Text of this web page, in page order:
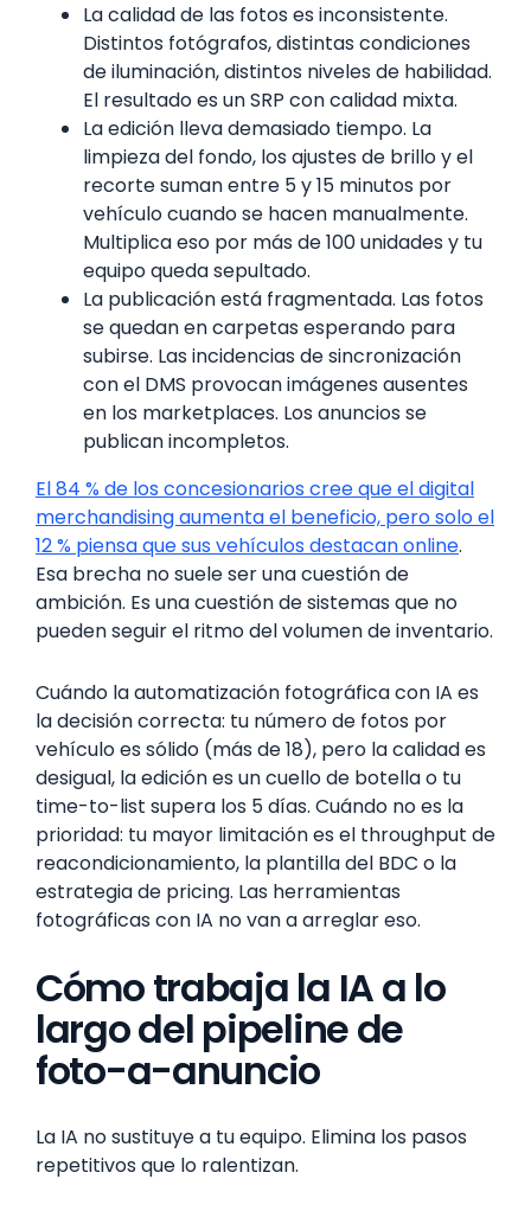
La calidad de las fotos es inconsistente.
Distintos fotógrafos, distintas condiciones
de iluminación, distintos niveles de habilidad.
El resultado es un SRP con calidad mixta.
La edición lleva demasiado tiempo. La
limpieza del fondo, los ajustes de brillo y el
recorte suman entre 5 y 15 minutos por
vehículo cuando se hacen manualmente.
Multiplica eso por más de 100 unidades y tu
equipo queda sepultado.
La publicación está fragmentada. Las fotos
se quedan en carpetas esperando para
subirse. Las incidencias de sincronización
con el DMS provocan imágenes ausentes
en los marketplaces. Los anuncios se
publican incompletos.
El 84 % de los concesionarios cree que el digital
merchandising aumenta el beneficio, pero solo el
12 % piensa que sus vehículos destacan online.
Esa brecha no suele ser una cuestión de
ambición. Es una cuestión de sistemas que no
pueden seguir el ritmo del volumen de inventario.
Cuándo la automatización fotográfica con IA es
la decisión correcta: tu número de fotos por
vehículo es sólido (más de 18), pero la calidad es
desigual, la edición es un cuello de botella o tu
time-to-list supera los 5 días. Cuándo no es la
prioridad: tu mayor limitación es el throughput de
reacondicionamiento, la plantilla del BDC o la
estrategia de pricing. Las herramientas
fotográficas con IA no van a arreglar eso.
Cómo trabaja la IA a lo
largo del pipeline de
foto-a-anuncio
La IA no sustituye a tu equipo. Elimina los pasos
repetitivos que lo ralentizan.